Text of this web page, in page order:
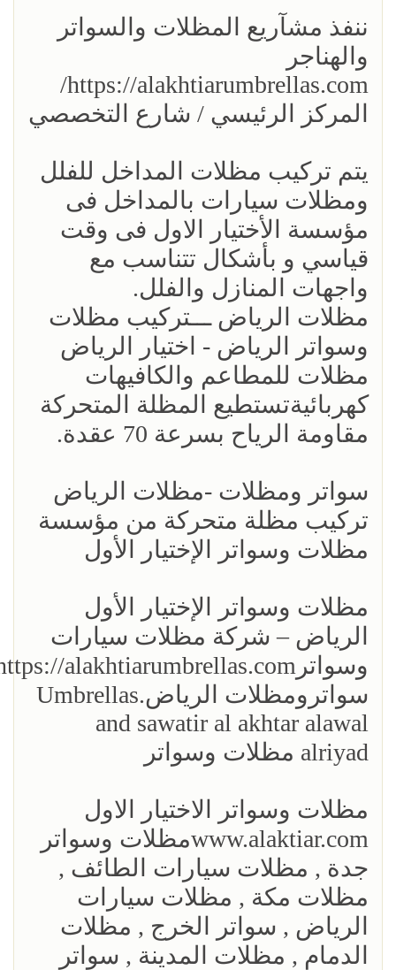
ننفذ مشآريع المظلات والسواتر
والهناجر
https://alakhtiarumbrellas.com/
المركز الرئيسي / شارع التخصصي
يتم تركيب مظلات المداخل للفلل
ومظلات سيارات بالمداخل فى
مؤسسة الأختيار الاول فى وقت
قياسي و بأشكال تتناسب مع
واجهات المنازل والفلل.
مظلات الرياض ـــتركيب مظلات
وسواتر الرياض - اختيار الرياض
مظلات للمطاعم والكافيهات
كهربائيةتستطيع المظلة المتحركة
مقاومة الرياح بسرعة 70 عقدة.
سواتر ومظلات -مظلات الرياض
تركيب مظلة متحركة من مؤسسة
مظلات وسواتر الإختيار الأول
مظلات وسواتر الإختيار الأول
الرياض – شركة مظلات سيارات
سواترومظلات الرياض.Umbrellas
and sawatir al akhtar alawal
alriyad مظلات وسواتر
مظلات وسواتر الاختيار الاول
www.alaktiar.comمظلات وسواتر
جدة , مظلات سيارات الطائف ,
مظلات مكة , مظلات سيارات
الرياض , سواتر الخرج , مظلات
الدمام , مظلات المدينة , سواتر